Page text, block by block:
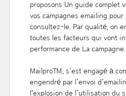
proposons Un guide complet
vos campagnes emailing
consultez-le. Par qualité, on
toutes les facteurs qui vont
performance de La campagne.
Mailpro™, s’est engagé à
engendré par l’envoi
l'explosion de l’utilisation du